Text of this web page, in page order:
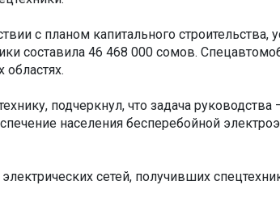
с планом капитального
составила 46 468 000 сомов.
подчеркнул, что задача
населения бесперебойной
сетей, получивших